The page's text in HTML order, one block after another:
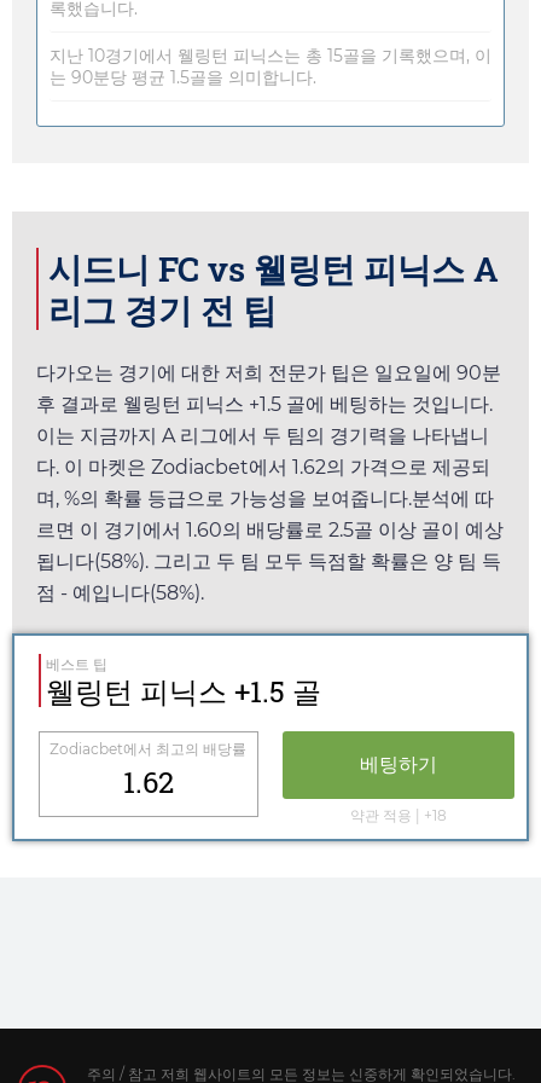
록했습니다.
지난 10경기에서 웰링턴 피닉스는 총 15골을 기록했으며, 이
는 90분당 평균 1.5골을 의미합니다.
시드니 FC vs 웰링턴 피닉스 A
리그 경기 전 팁
다가오는 경기에 대한 저희 전문가 팁은 일요일에 90분
후 결과로 웰링턴 피닉스 +1.5 골에 베팅하는 것입니다.
이는 지금까지 A 리그에서 두 팀의 경기력을 나타냅니
다. 이 마켓은 Zodiacbet에서 1.62의 가격으로 제공되
며, %의 확률 등급으로 가능성을 보여줍니다.분석에 따
르면 이 경기에서 1.60의 배당률로 2.5골 이상 골이 예상
됩니다(58%). 그리고 두 팀 모두 득점할 확률은 양 팀 득
점 - 예입니다(58%).
베스트 팁
웰링턴 피닉스 +1.5 골
Zodiacbet에서 최고의 배당률
1.62 베팅하기
약관 적용 | +18
주의 / 참고 저희 웹사이트의 모든 정보는 신중하게 확인되었습니다.